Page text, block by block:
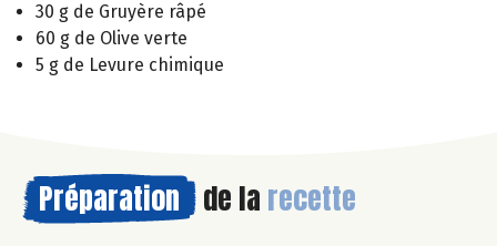
30 g de Gruyère râpé
60 g de Olive verte
5 g de Levure chimique
Préparation de la recette